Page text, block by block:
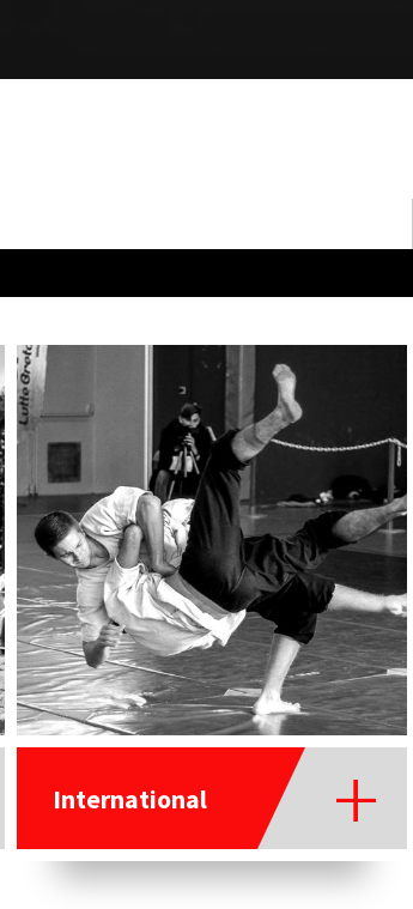
International